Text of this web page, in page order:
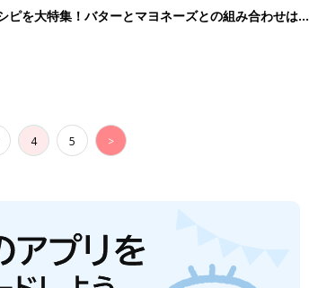
を大特集！バターとマヨネーズとの組み合わせは栄
4 5 >